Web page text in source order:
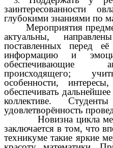
заинтересованности
глубокими знаниями по
Мероприятия
актуальны,
поставленных перед
информацию и
обеспечивающие
происходящего;
особенности,
обеспечивать
коллективе.
удовлетворённость
Новизна цикла
заключается в том, что
техникуме такие яркие